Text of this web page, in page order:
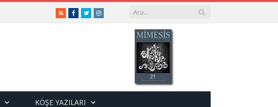
RSSFacebook
TwitterInstagram
KÖŞE YAZILARI